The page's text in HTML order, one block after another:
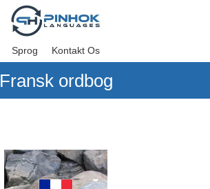
Sprog Kontakt Os
Fransk ordbog